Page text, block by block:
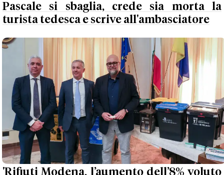
Pascale si sbaglia, crede sia morta la
turista tedesca e scrive all'ambasciatore
'Rifiuti Modena, l’aumento dell’8% voluto